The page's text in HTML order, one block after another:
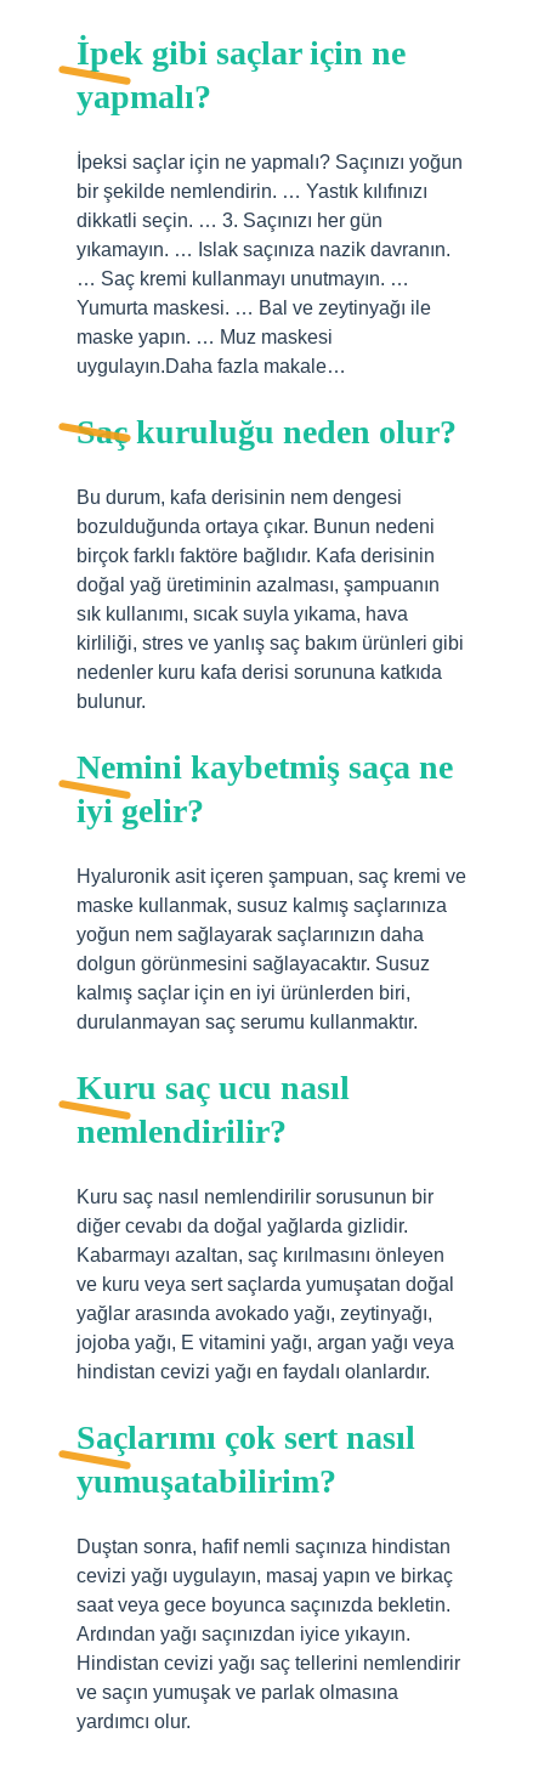
İpek gibi saçlar için ne
yapmalı?
İpeksi saçlar için ne yapmalı? Saçınızı yoğun
bir şekilde nemlendirin. … Yastık kılıfınızı
dikkatli seçin. … 3. Saçınızı her gün
yıkamayın. … Islak saçınıza nazik davranın.
… Saç kremi kullanmayı unutmayın. …
Yumurta maskesi. … Bal ve zeytinyağı ile
maske yapın. … Muz maskesi
uygulayın.Daha fazla makale…
Saç kuruluğu neden olur?
Bu durum, kafa derisinin nem dengesi
bozulduğunda ortaya çıkar. Bunun nedeni
birçok farklı faktöre bağlıdır. Kafa derisinin
doğal yağ üretiminin azalması, şampuanın
sık kullanımı, sıcak suyla yıkama, hava
kirliliği, stres ve yanlış saç bakım ürünleri gibi
nedenler kuru kafa derisi sorununa katkıda
bulunur.
Nemini kaybetmiş saça ne
iyi gelir?
Hyaluronik asit içeren şampuan, saç kremi ve
maske kullanmak, susuz kalmış saçlarınıza
yoğun nem sağlayarak saçlarınızın daha
dolgun görünmesini sağlayacaktır. Susuz
kalmış saçlar için en iyi ürünlerden biri,
durulanmayan saç serumu kullanmaktır.
Kuru saç ucu nasıl
nemlendirilir?
Kuru saç nasıl nemlendirilir sorusunun bir
diğer cevabı da doğal yağlarda gizlidir.
Kabarmayı azaltan, saç kırılmasını önleyen
ve kuru veya sert saçlarda yumuşatan doğal
yağlar arasında avokado yağı, zeytinyağı,
jojoba yağı, E vitamini yağı, argan yağı veya
hindistan cevizi yağı en faydalı olanlardır.
Saçlarımı çok sert nasıl
yumuşatabilirim?
Duştan sonra, hafif nemli saçınıza hindistan
cevizi yağı uygulayın, masaj yapın ve birkaç
saat veya gece boyunca saçınızda bekletin.
Ardından yağı saçınızdan iyice yıkayın.
Hindistan cevizi yağı saç tellerini nemlendirir
ve saçın yumuşak ve parlak olmasına
yardımcı olur.